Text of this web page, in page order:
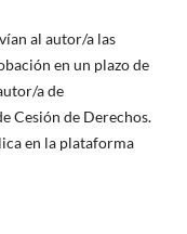
al autor/a las
en un plazo de
a de
Cesión de Derechos.
en la plataforma